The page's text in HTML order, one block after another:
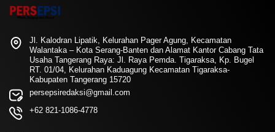
Jl. Kalodran Lipatik, Kelurahan Pager Agung, Kecamatan
Walantaka – Kota Serang-Banten dan Alamat Kantor Cabang Tata
Usaha Tangerang Raya: Jl. Raya Pemda. Tigaraksa, Kp. Bugel
RT. 01/04, Kelurahan Kaduagung Kecamatan Tigaraksa-
Kabupaten Tangerang 15720
persepsiredaksi@gmail.com
+62 821-1086-4778